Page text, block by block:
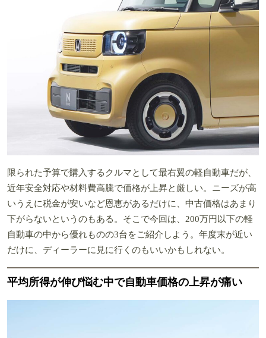
限られた予算で購入するクルマとして最右翼の軽自動車だが、
近年安全対応や材料費高騰で価格が上昇と厳しい。ニーズが高
いうえに税金が安いなど恩恵があるだけに、中古価格はあまり
下がらないというのもある。そこで今回は、200万円以下の軽
自動車の中から優れものの3台をご紹介しよう。年度末が近い
だけに、ディーラーに見に行くのもいいかもしれない。
平均所得が伸び悩む中で自動車価格の上昇が痛い